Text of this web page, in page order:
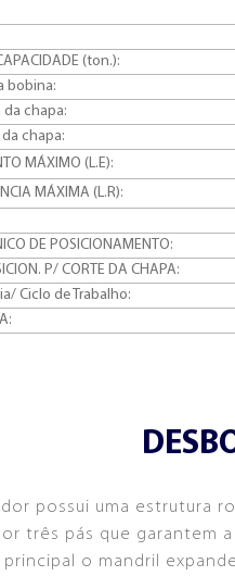
(ton.):
bobina:
da chapa:
chapa:
MÁXIMO (L.E):
MÁXIMA (L.R):
DE POSICIONAMENTO:
P/ CORTE DA CHAPA:
Ciclo de Trabalho:
possui uma estrutura
três pás que garantem
o mandril